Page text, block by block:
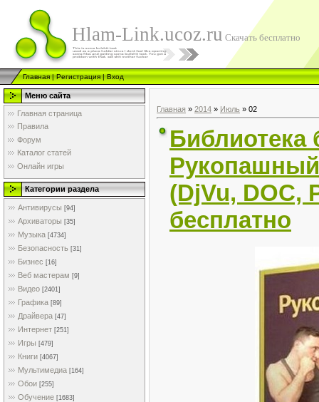
Hlam-Link.ucoz.ru Скачать бесплатно
Главная|Регистрация|Вход
Меню сайта
Главная страница
Правила
Форум
Каталог статей
Онлайн игры
Категории раздела
Антивирусы [94]
Архиваторы [35]
Музыка [4734]
Безопасность [31]
Бизнес [16]
Веб мастерам [9]
Видео [2401]
Графика [89]
Драйвера [47]
Интернет [251]
Игры [479]
Книги [4067]
Мультимедиа [164]
Обои [255]
Обучение [1683]
Главная » 2014 » Июль » 02
Библиотека
Рукопашный
(DjVu, DOC,
бесплатно